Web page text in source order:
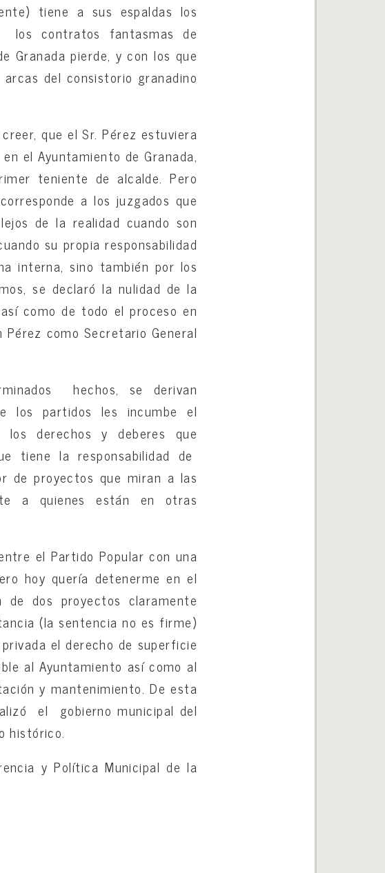
tiene a sus espaldas los
los contratos fantasmas de
Granada pierde, y con los que
del consistorio granadino
que el Sr. Pérez estuviera
el Ayuntamiento de Granada,
teniente de alcalde. Pero
a los juzgados que
de la realidad cuando son
su propia responsabilidad
interna, sino también por los
se declaró la nulidad de la
como de todo el proceso en
como Secretario General
hechos, se derivan
los partidos les incumbe el
los derechos y deberes que
tiene la responsabilidad de
de proyectos que miran a las
a quienes están en otras
el Partido Popular con una
hoy quería detenerme en el
dos proyectos claramente
(la sentencia no es firme)
el derecho de superficie
al Ayuntamiento así como al
y mantenimiento. De esta
el gobierno municipal del
histórico.
y Política Municipal de la